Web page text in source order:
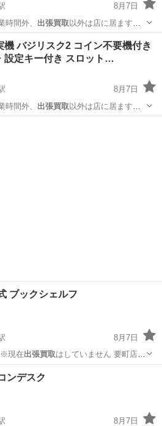
8月7日
時間外、 出張買取以外は店に居ますの
その他
機 バジリスク2 コイン不要機付き
設定キー付き スロット…
8月7日
時間外、 出張買取以外は店に居ますの
ブックシェルフ
8月7日
※現在出張買取はしていません 要町店の
収納家具
ンデスク
8月7日